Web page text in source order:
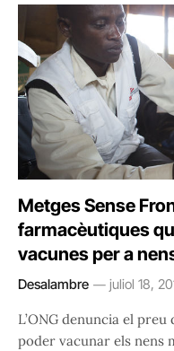
Metges Sense
farmacèutiques
vacunes per a
Desalambre juliol 18,
L’ONG denuncia el
poder vacunar els nens